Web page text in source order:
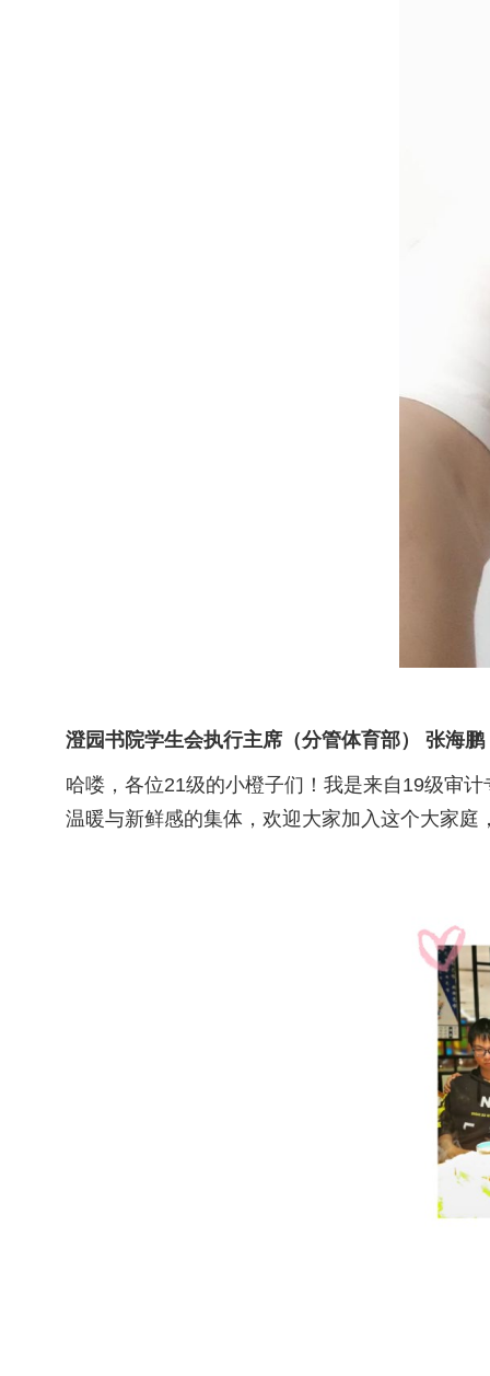
澄园书院学生会执行主席（分管体育部） 张海鹏
哈喽，各位21级的小橙子们！我是来自19级审
温暖与新鲜感的集体，欢迎大家加入这个大家庭